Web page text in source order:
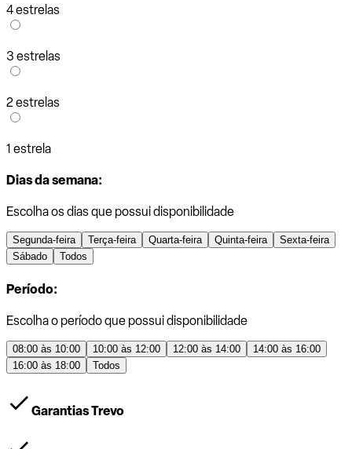
4 estrelas
3 estrelas
2 estrelas
1 estrela
Dias da semana:
Escolha os dias que possui disponibilidade
Segunda-feira Terça-feira Quarta-feira Quinta-feira
Sexta-feira
Sábado
Todos
Período:
Escolha o período que possui disponibilidade
08:00 às 10:00 10:00 às 12:00 12:00 às 14:00
14:00 às 16:00
16:00 às 18:00
Todos
Garantias Trevo